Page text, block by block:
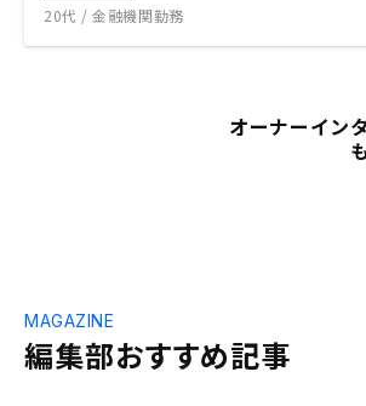
20代 / 金融機関勤務
オーナーイン
編集部おすすめ記事
MAGAZINE